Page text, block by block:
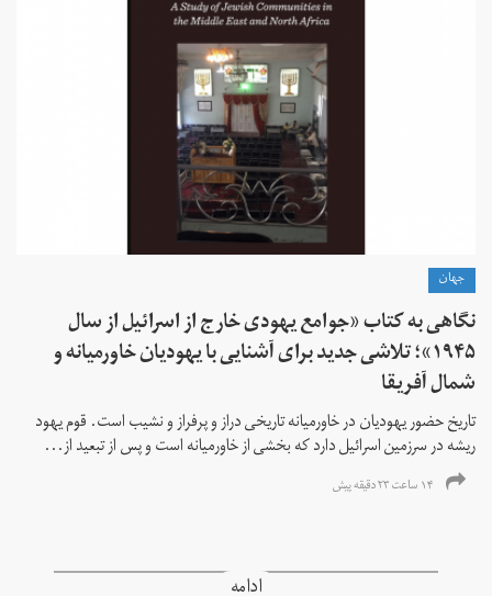
جهان
نگاهی به کتاب «جوامع یهودی خارج از اسرائیل از سال
۱۹۴۵»؛ تلاشی جدید برای آشنایی با یهودیان خاورمیانه و
شمال آفریقا
تاریخ حضور یهودیان در خاورمیانه تاریخی دراز و پرفراز و نشیب است. قوم یهود
ریشه در سرزمین اسرائیل دارد که بخشی از خاورمیانه است و پس از تبعید از...
۱۴ ساعت ۲۳ دقیقه پیش